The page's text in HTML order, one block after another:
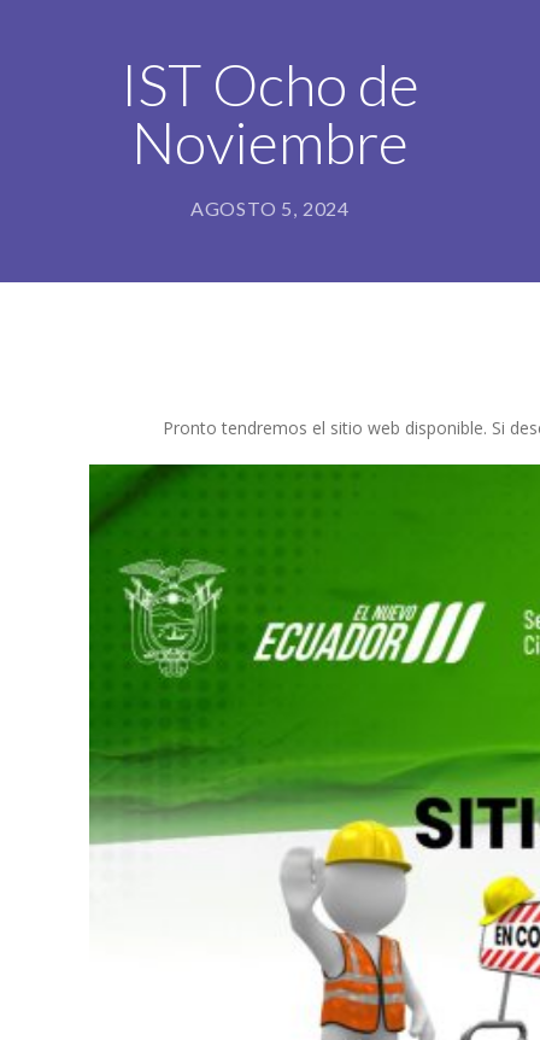
IST Ocho de
Noviembre
AGOSTO 5, 2024
Pronto tendremos el sitio web disponible. Si